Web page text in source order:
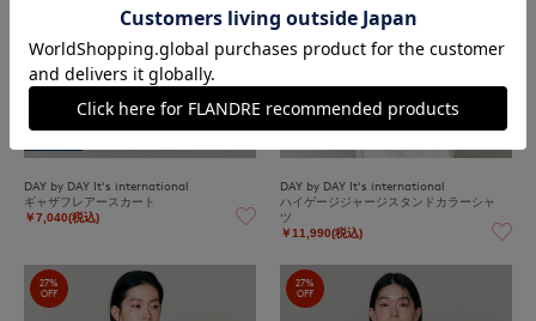
DAY by DAY It's international
ギャザフレアースカート
￥7,040(税込)
DAY by DAY It's international
ハイゲージジャージスタンドカラーシャ
ツ
￥11,990(税込)
27%
OFF
27%
OFF